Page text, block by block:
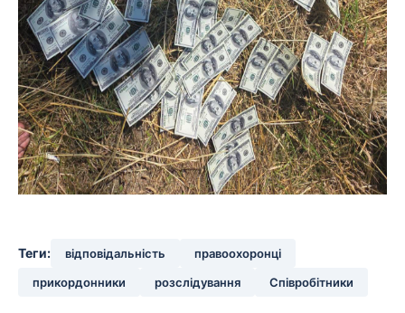
Теги: відповідальність
правоохоронці
прикордонники
розслідування Співробітники